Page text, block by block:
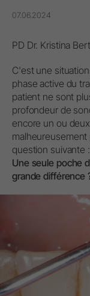
07.06.2024
PD Dr. Kristina
C'est une
phase active du
patient ne sont
profondeur de
encore un ou
question suivante
Une seule poche
grande différence